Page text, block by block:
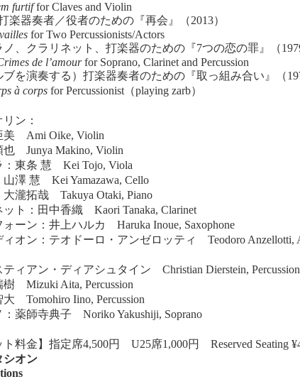
furtiffor Claves and Violin
楽器奏者／役者のための『再会』（2013）
for Two Percussionists/Actors
、クラリネット、打楽器のための『7つの恋の罪』（
de l’amourfor Soprano, Clarinet and Percussion
を演奏する）打楽器奏者のための『取っ組み合い』（
à corps for Percussionist（playing zarb）
ン：
Ami Oike, Violin
Junya Makino, Violin
：東条 慧 Kei Tojo, Viola
山澤 慧 Kei Yamazawa, Cello
大瀧拓哉 Takuya Otaki, Piano
ット：田中香織 Kaori Tanaka, Clarinet
ーン：井上ハルカ Haruka Inoue, Saxophone
ィオン：テオドーロ・アンゼロッティ Teodoro Anzellotti,
ィアン・ディアシュタイン Christian Dierstein, Percussion
Mizuki Aita, Percussion
Tomohiro Iino, Percussion
：薬師寺典子 Noriko Yakushiji, Soprano
ト料金】指定席4,500円 U25席1,000円 Reserved Seating
オン